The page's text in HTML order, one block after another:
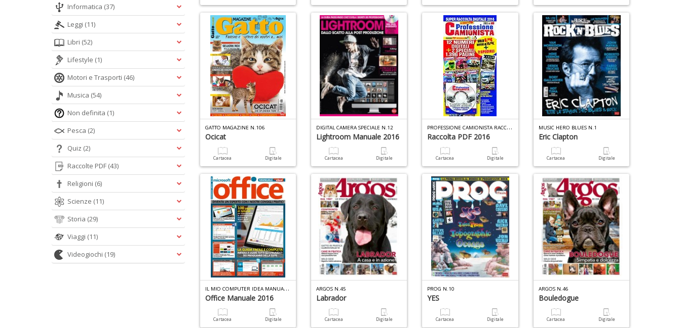
GATTO MAGAZINE N.106
Ocicat
Cartacea Digitale
DIGITAL CAMERA SPECIALE N.12
Lightroom Manuale 2016
Cartacea Digitale
P
ROFESSIONE CAMIONISTA RACCOLTA PDF N.1
Raccolta PDF 2016
Cartacea Digitale
MUSIC HERO BLUES N.1
Eric Clapton
Cartacea Digitale
I
L MIO COMPUTER IDEA MANUALE N.3
Office Manuale 2016
Cartacea Digitale
ARGOS N.45
Labrador
Cartacea Digitale
PROG N.10
YES
Cartacea Digitale
ARGOS N.46
Bouledogue
Cartacea Digitale
Informatica (37)
Leggi (11)
Libri (52)
Lifestyle (1)
Motori e Trasporti (46)
Musica (54)
Non definita (1)
Pesca (2)
Quiz (2)
Raccolte PDF (43)
Religioni (6)
Scienze (11)
Storia (29)
Viaggi (11)
Videogiochi (19)